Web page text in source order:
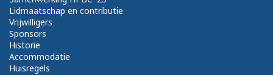
Lidmaatschap en contributie
Vrijwilligers
Sponsors
Historie
Accommodatie
Huisregels